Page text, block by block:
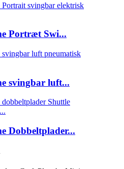
Portræt Swi...
svingbar luft...
Dobbeltplader...